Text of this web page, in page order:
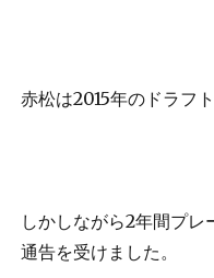
赤松は2015年のドラフ
しかしながら2年間プ
通告を受けました。